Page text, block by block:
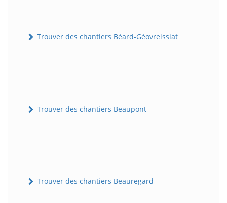
Trouver des chantiers Béard-Géovreissiat
Trouver des chantiers Beaupont
Trouver des chantiers Beauregard